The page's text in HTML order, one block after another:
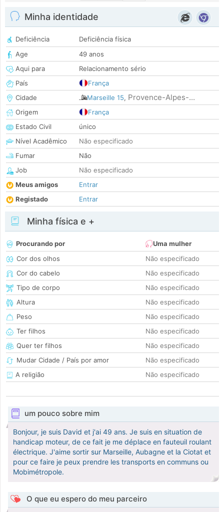
Minha identidade
Deficiência
Deficiência física
Age
49 anos
Aqui para
Relacionamento sério
País
França
Cidade
Marseille 15, Provence-Alpes-...
Origem
França
Estado Civil
único
Nível Acadêmico
Não especificado
Fumar
Não
Job
Não especificado
Meus amigos
Entrar
Registado
Entrar
Minha física e +
Procurando por
Uma mulher
Cor dos olhos
Não especificado
Cor do cabelo
Não especificado
Tipo de corpo
Não especificado
Altura
Não especificado
Peso
Não especificado
Ter filhos
Não especificado
Quer ter filhos
Não especificado
Mudar Cidade / País por amor
Não especificado
A religião
Não especificado
um pouco sobre mim
Bonjour, je suis David et j'ai 49 ans. Je suis en situation de
handicap moteur, de ce fait je me déplace en fauteuil roulant
électrique. J'aime sortir sur Marseille, Aubagne et la Ciotat et
pour ce faire je peux prendre les transports en communs ou
Mobimétropole.
O que eu espero do meu parceiro